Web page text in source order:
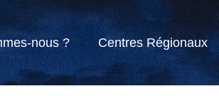
nous ? Centres Régionaux